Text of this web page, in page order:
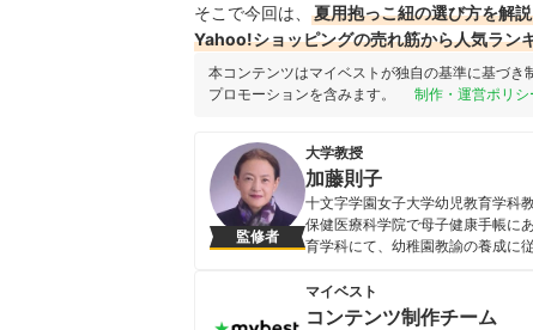
そこで今回は、 夏用抱っこ紐の選び方を解説
Yahoo!ショッピングの売れ筋から人気ラン
本コンテンツはマイベストが独自の基準に基づき
プロモーションを含みます。
制作・運営ポリシ
監修者
大学教授
加藤則子
十文字学園女子大学幼児教育学科
保健医療科学院で母子健康手帳に
育学科にて、幼稚園教諭の養成に
加藤則子のプロフィール
マイベスト
コンテンツ制作チーム